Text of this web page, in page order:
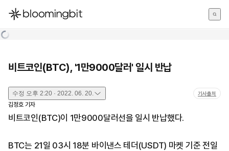
한국어
비트코인(BTC), '1만9000달러' 일시 반납
수정 오후 2:20 · 2022. 06. 20. 기사출처
김정호 기자
비트코인(BTC)이 1만9000달러선을 일시 반납했다.
BTC는 21일 03시 18분 바이낸스 테더(USDT) 마켓 기준 전일